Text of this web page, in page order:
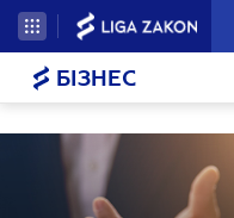
БІЗНЕС